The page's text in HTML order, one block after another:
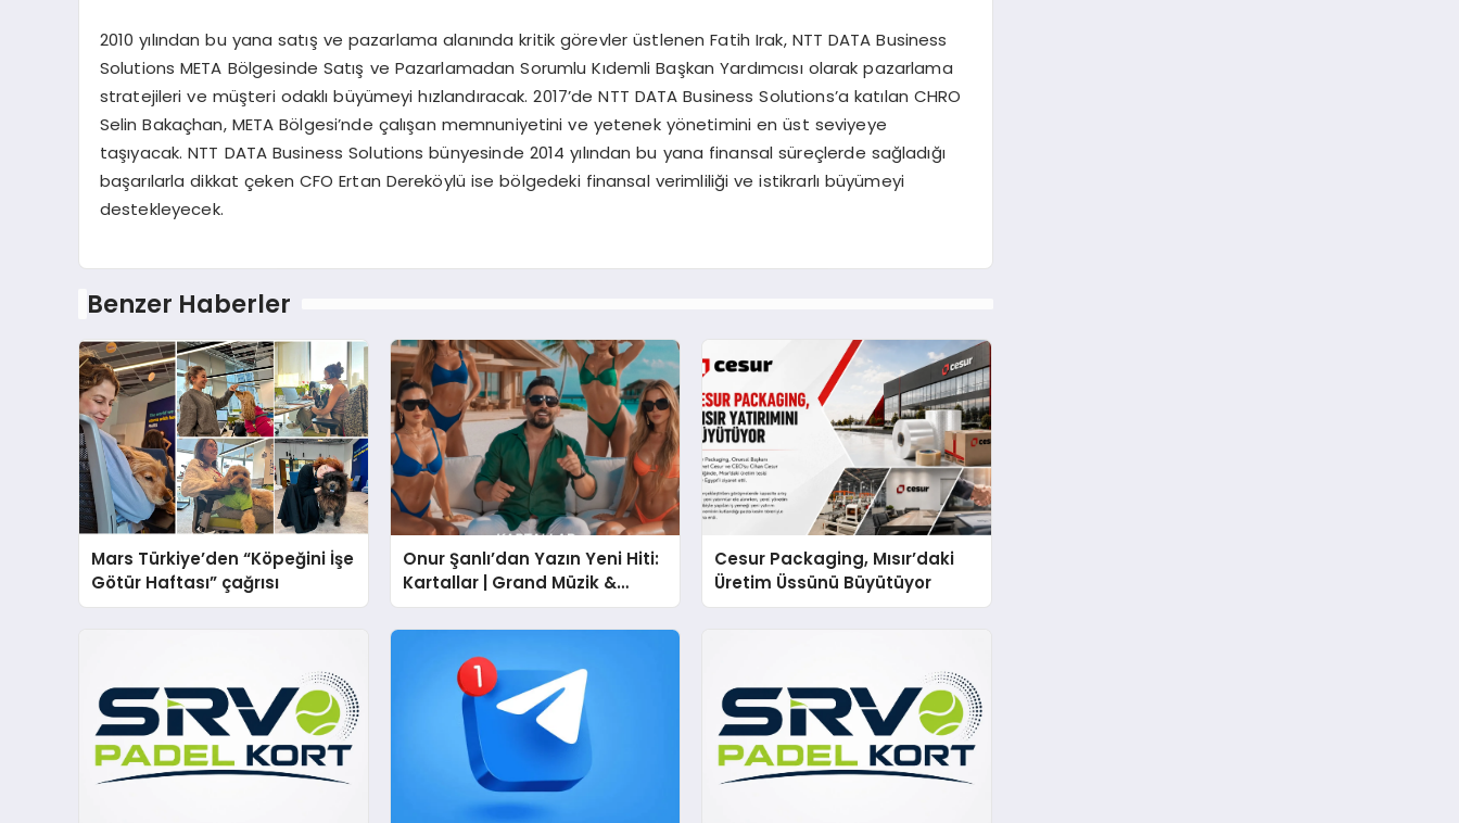
2010 yılından bu yana satış ve pazarlama alanında kritik görevler üstlenen Fatih Irak, NTT DATA Business
Solutions META Bölgesinde Satış ve Pazarlamadan Sorumlu Kıdemli Başkan Yardımcısı olarak pazarlama
stratejileri ve müşteri odaklı büyümeyi hızlandıracak. 2017’de NTT DATA Business Solutions’a katılan CHRO
Selin Bakaçhan, META Bölgesi’nde çalışan memnuniyetini ve yetenek yönetimini en üst seviyeye
taşıyacak. NTT DATA Business Solutions bünyesinde 2014 yılından bu yana finansal süreçlerde sağladığı
başarılarla dikkat çeken CFO Ertan Dereköylü ise bölgedeki finansal verimliliği ve istikrarlı büyümeyi
destekleyecek.
Benzer Haberler
Mars Türkiye’den “Köpeğini İşe
Götür Haftası” çağrısı
Onur Şanlı’dan Yazın Yeni Hiti:
Kartallar | Grand Müzik &
Nihat Ulaş İmzalı Yeni Şarkı
Cesur Packaging, Mısır’daki
Üretim Üssünü Büyütüyor